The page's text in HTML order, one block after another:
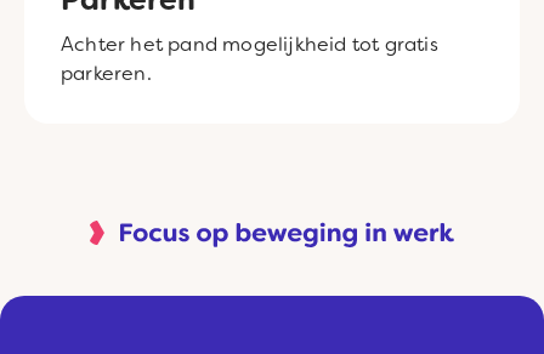
Achter het pand mogelijkheid tot gratis
parkeren.